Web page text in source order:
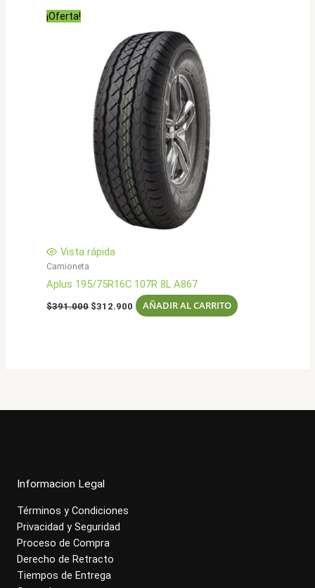
¡Oferta!
Vista rápida
Camioneta
Aplus 195/75R16C 107R 8L A867
$391.000 El
$312.900 El
precio
AÑADIR AL CARRITO
Informacion Legal
Términos y Condiciones
Privacidad y Seguridad
Proceso de Compra
Derecho de Retracto
Tiempos de Entrega